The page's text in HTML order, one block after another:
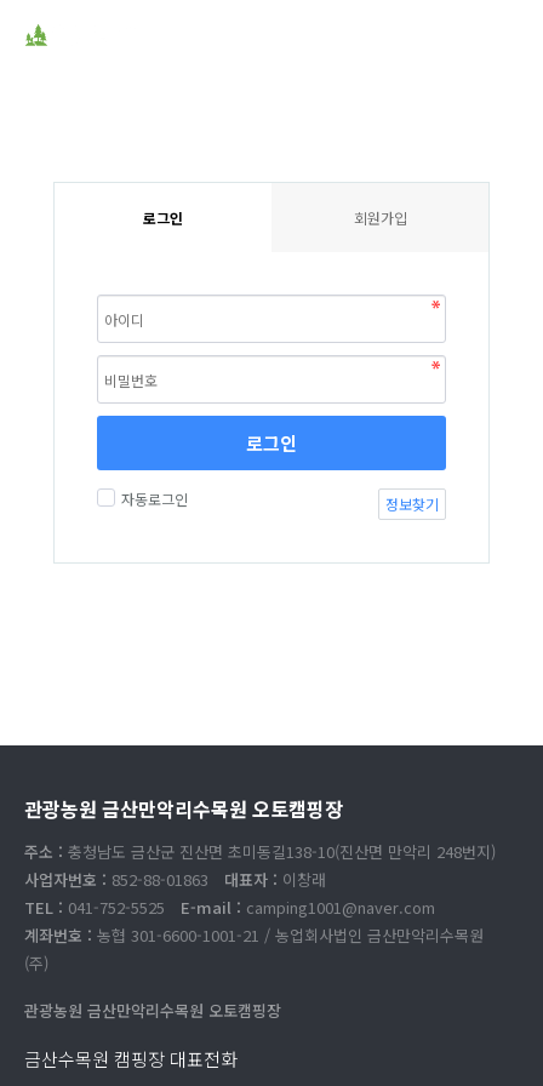
로그인 회원가입
로그인
자동로그인 정보찾기
관광농원 금산만악리수목원 오토캠핑장
주소 : 충청남도 금산군 진산면 초미동길138-10(진산면 만악리 248번지)
사업자번호 : 852-88-01863 대표자 : 이창래
TEL : 041-752-5525 E-mail : camping1001@naver.com
계좌번호 : 농협 301-6600-1001-21 / 농업회사법인 금산만악리수목원
(주)
관광농원 금산만악리수목원 오토캠핑장
금산수목원 캠핑장 대표전화